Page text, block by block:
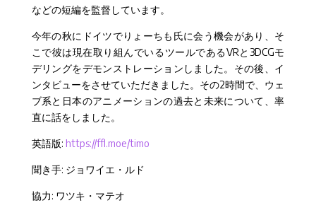
などの短編を監督しています。
今年の秋にドイツでりょーちも氏に会う機会があり、そ
こで彼は現在取り組んでいるツールであるVRと3DCGモ
デリングをデモンストレーションしました。その後、イ
ンタビューをさせていただきました。その2時間で、ウェ
ブ系と日本のアニメーションの過去と未来について、率
直に話をしました。
英語版: https://ffl.moe/timo
聞き手: ジョワイエ・ルド
協力: ワツキ・マテオ